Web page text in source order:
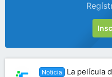
Noticia
La película